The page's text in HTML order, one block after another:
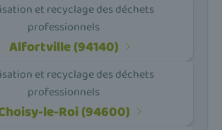
et recyclage des déchets
professionnels
Alfortville (94140)
et recyclage des déchets
professionnels
le-Roi (94600)